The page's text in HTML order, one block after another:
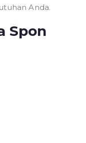
Anda.
Spon